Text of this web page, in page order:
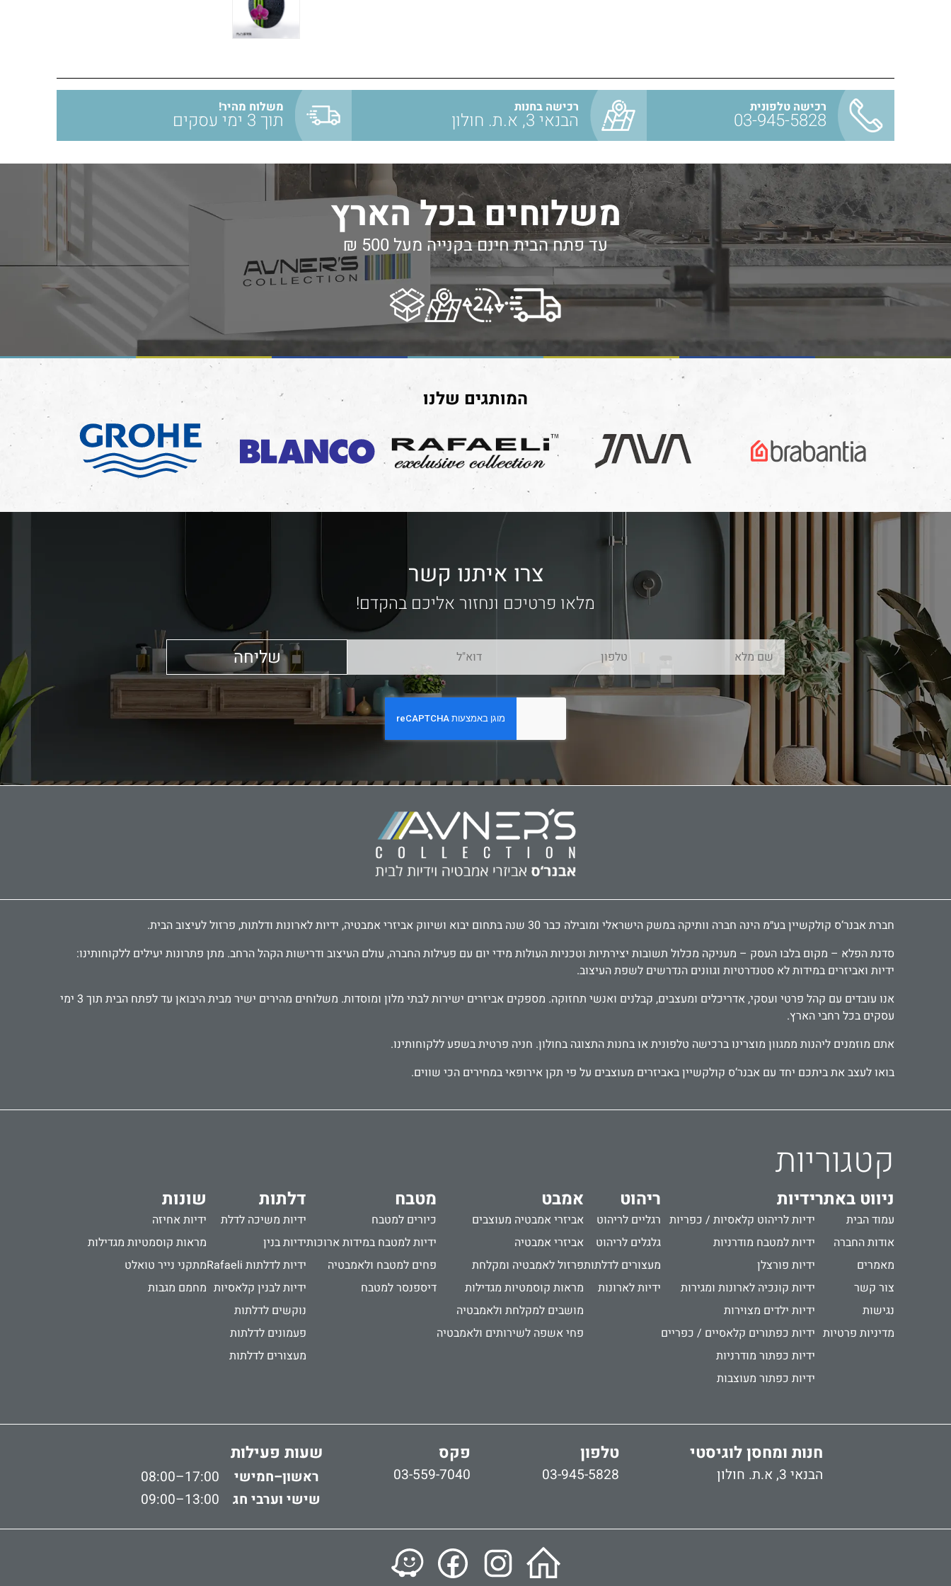
רכישה טלפונית
03-945-5828
רכישה בחנות
הבנאי 3, א.ת. חולון
משלוח מהיר!
תוך 3 ימי עסקים
משלוחים בכל הארץ
עד פתח הבית חינם בקנייה מעל 500 ₪
המותגים שלנו
צרו איתנו קשר
מלאו פרטיכם ונחזור אליכם בהקדם!
שליחה
חברת אבנר‘ס קולקשיין בע״מ הינה חברה וותיקה במשק הישראלי ומובילה כבר 30 שנה בתחום יבוא ושיווק אביזרי אמבטיה, ידיות לארונות ודלתות, פרזול לעיצוב הבית.
סדנת הפלא – מקום בלבו העסק – מעניקה מכלול תשובות יצירתיות וטכניות העולות מידי יום עם פעילות החברה, עולם העיצוב ודרישות הקהל הרחב. מתן פתרונות יעילים ללקוחותינו:
ידיות ואביזרים במידות לא סטנדרטיות וגוונים הנדרשים לשפת העיצוב.
אנו עובדים עם קהל פרטי ועסקי, אדריכלים ומעצבים, קבלנים ואנשי תחזוקה. מספקים אביזרים ישירות לבתי מלון ומוסדות. משלוחים מהירים ישיר מבית היבואן עד לפתח הבית תוך 3 ימי
עסקים בכל רחבי הארץ.
אתם מוזמנים ליהנות ממגוון מוצרינו ברכישה טלפונית או בחנות התצוגה בחולון. חניה פרטית בשפע ללקוחותינו.
בואו לעצב את ביתכם יחד עם אבנר‘ס קולקשיין באביזרים מעוצבים על פי תקן אירופאי במחירים הכי שווים.
קטגוריות
ניווט באתר
עמוד הבית
אודות החברה
מאמרים
צור קשר
נגישות
מדיניות פרטיות
ידיות
ידיות לריהוט קלאסיות / כפריות
ידיות למטבח מודרניות
ידיות פורצלן
ידיות קונכיה לארונות ומגירות
ידיות ילדים מצוירות
ידיות כפתורים קלאסיים / כפריים
ידיות כפתור מודרניות
ידיות כפתור מעוצבות
ריהוט
רגליים לריהוט
גלגלים לריהוט
מעצורים לדלתות
ידיות לארונות
אמבט
אביזרי אמבטיה מעוצבים
אביזרי אמבטיה
פרזול לאמבטיה ומקלחת
מראות קוסמטיות מגדילות
מושבים למקלחת ולאמבטיה
פחי אשפה לשירותים ולאמבטיה
מטבח
כיורים למטבח
ידיות למטבח במידות ארוכות
פחים למטבח ולאמבטיה
דיספנסר למטבח
דלתות
ידיות משיכה לדלת
ידיות בנין
ידיות לדלתות Rafaeli
ידיות לבנין קלאסיות
נוקשים לדלתות
פעמונים לדלתות
מעצורים לדלתות
שונות
ידיות אחיזה
מראות קוסמטיות מגדילות
מתקני נייר טואלט
מחמם מגבות
חנות ומחסן לוגיסטי
הבנאי 3, א.ת. חולון
טלפון
03-945-5828
פקס
03-559-7040
שעות פעילות
ראשון–חמישי
08:00–17:00
שישי וערבי חג
09:00–13:00